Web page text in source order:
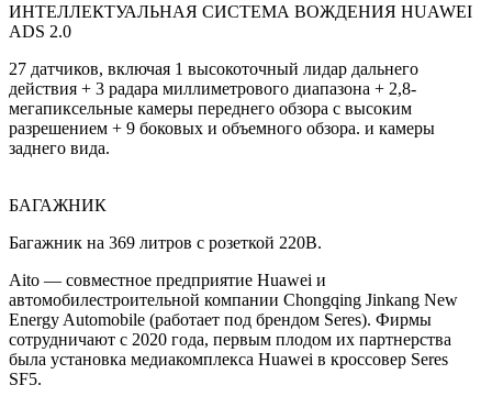
ИНТЕЛЛЕКТУАЛЬНАЯ СИСТЕМА ВОЖДЕНИЯ HUAWEI
ADS 2.0
27 датчиков, включая 1 высокоточный лидар дальнего
действия + 3 радара миллиметрового диапазона + 2,8-
мегапиксельные камеры переднего обзора с высоким
разрешением + 9 боковых и объемного обзора. и камеры
заднего вида.
БАГАЖНИК
Багажник на 369 литров с розеткой 220В.
Aito — совместное предприятие Huawei и
автомобилестроительной компании Chongqing Jinkang New
Energy Automobile (работает под брендом Seres). Фирмы
сотрудничают с 2020 года, первым плодом их партнерства
была установка медиакомплекса Huawei в кроссовер Seres
SF5.